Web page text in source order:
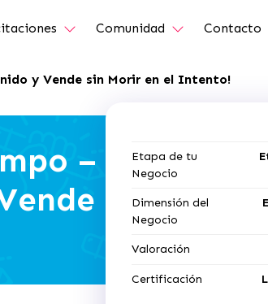
Comunidad Contacto
y Vende sin Morir en el Intento!
–
Etapa de tu
Negocio
Dimensión del
Negocio
Valoración
Certificación